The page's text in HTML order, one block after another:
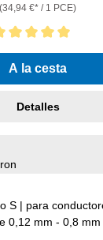
(34,94 €* / 1 PCE)
5 de 5 estrellas
A la cesta
Detalles